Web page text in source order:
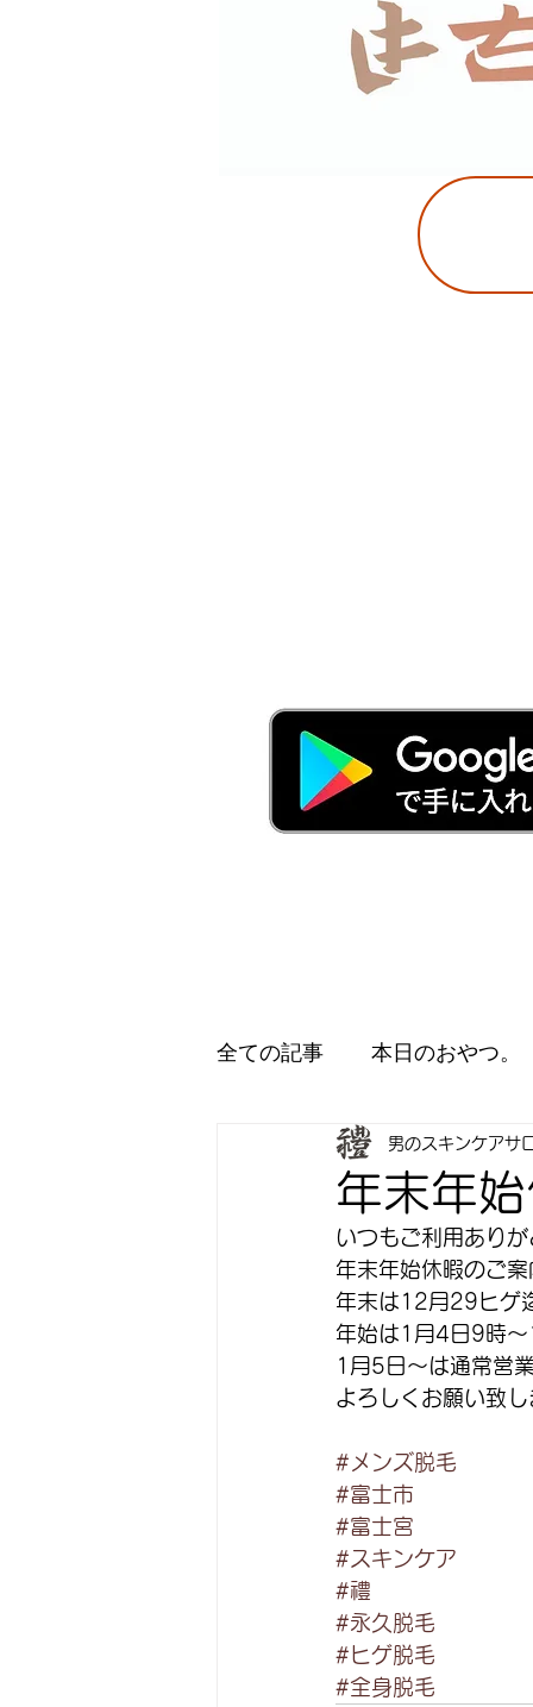
全ての記事 本日のおやつ。
年末年
男のスキンケアサ
いつもご利用あり
年末年始休暇のご
年末は12月29ヒゲ
年始は1月4日9時
1月5日〜は通常営
よろしくお願い致
#メンズ脱毛
#富士市
#富士宮
#スキンケア
#禮
#永久脱毛
#ヒゲ脱毛
#全身脱毛